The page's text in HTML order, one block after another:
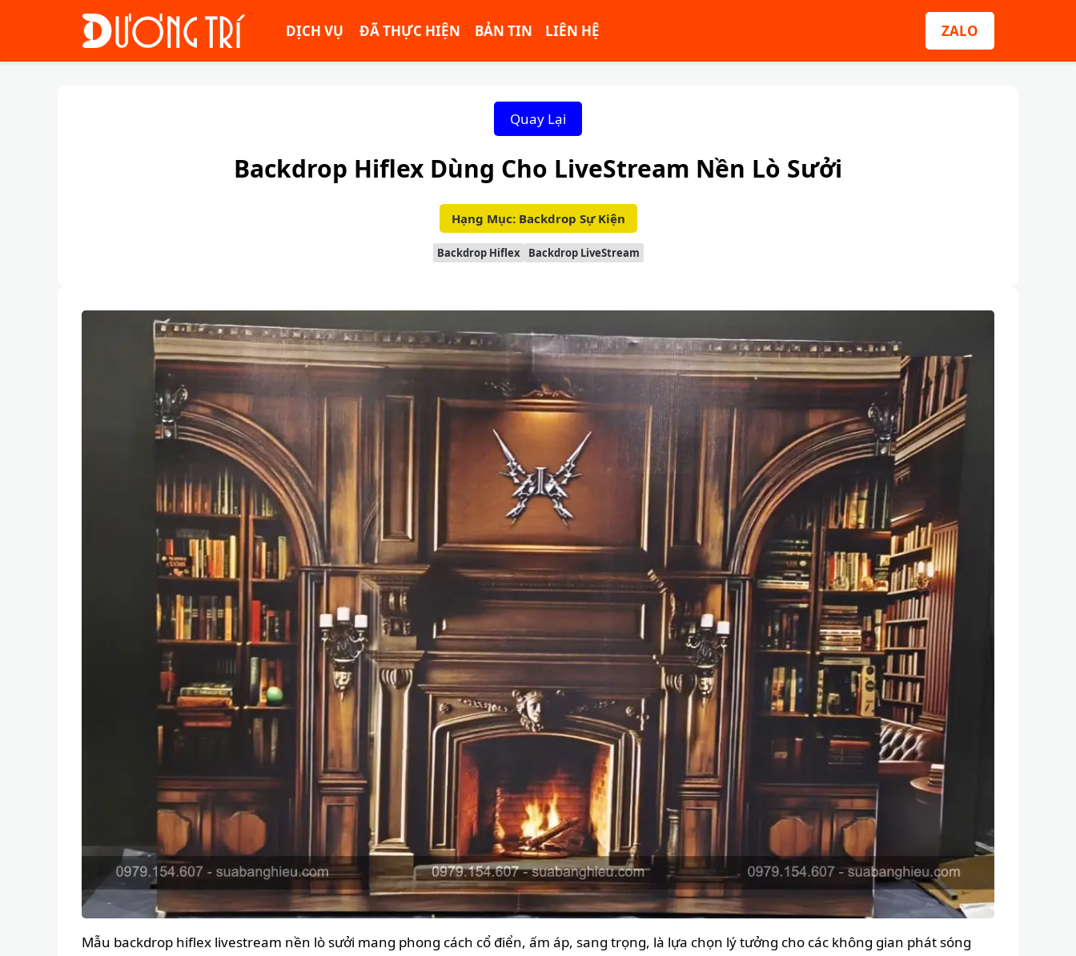
DỊCH VỤ ĐÃ THỰC HIỆN BẢN TIN LIÊN HỆ ZALO
Quay Lại
Backdrop Hiflex Dùng Cho LiveStream Nền Lò Sưởi
Hạng Mục: Backdrop Sự Kiện
Backdrop Hiflex Backdrop LiveStream
Mẫu backdrop hiflex livestream nền lò sưởi mang phong cách cổ điển, ấm áp, sang trọng, là lựa chọn lý tưởng cho các không gian phát sóng